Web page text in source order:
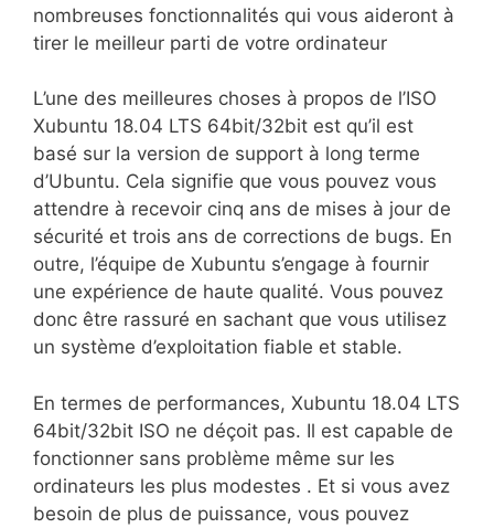
nombreuses fonctionnalités qui vous aideront à
tirer le meilleur parti de votre ordinateur
L’une des meilleures choses à propos de l’ISO
Xubuntu 18.04 LTS 64bit/32bit est qu’il est
basé sur la version de support à long terme
d’Ubuntu. Cela signifie que vous pouvez vous
attendre à recevoir cinq ans de mises à jour de
sécurité et trois ans de corrections de bugs. En
outre, l’équipe de Xubuntu s’engage à fournir
une expérience de haute qualité. Vous pouvez
donc être rassuré en sachant que vous utilisez
un système d’exploitation fiable et stable.
En termes de performances, Xubuntu 18.04 LTS
64bit/32bit ISO ne déçoit pas. Il est capable de
fonctionner sans problème même sur les
ordinateurs les plus modestes . Et si vous avez
besoin de plus de puissance, vous pouvez